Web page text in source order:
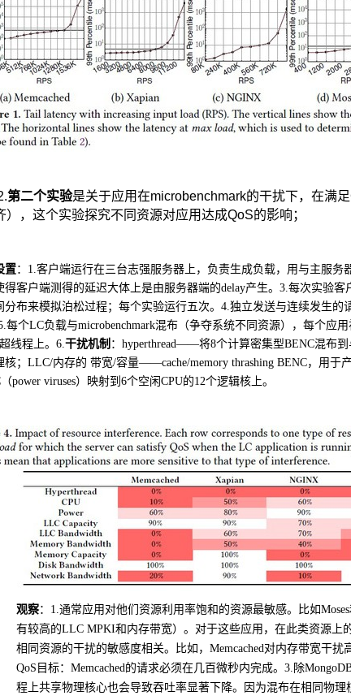
第二个实验是关于应用在microbenchmark的干扰下，在满足
），这个实验探究不同资源对应用达成QoS的影响；
置： 1.客户端运行在三台志强服务器上，负责生成负载，用与主服务
得客户端测得的延迟大体上是由服务器端的delay产生。 3.每次实验客
分布来模拟泊松过程；每个实验运行五次。 4.独立发送与连续发生的
每个LC负载与microbenchmark混布（争夺系统不同资源），每个应
线程上。 6.干扰机制 ： hyperthread——将8个计算密集型BENC混布到
； LLC/内存的 带宽/容量——cache/memory thrashing BENC，用于
（power viruses）映射到 6个空闲 CPU的12个逻辑核上。
观察： 1.通常应用对他们资源利用率饱和的资源最敏感。比如Moses
有较高的LLC MPKI和内存带宽）。对于这些应用，在此类资源上
相同资源的干扰的敏感度相关。比如， Memcached对内存带宽干扰
QoS 目标： Memcached的请求必须在几百微秒内完成。 3. 除
程上共享物理核心也会导致吞吐率显著下降。因为混布在相同物理